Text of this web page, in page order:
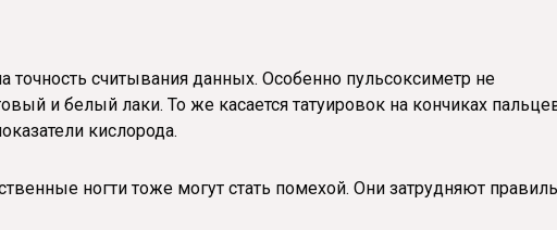
точность считывания данных. Особенно пульсоксиметр не
и белый лаки. То же касается татуировок на кончиках
кислорода.
ногти тоже могут стать помехой. Они затрудняют